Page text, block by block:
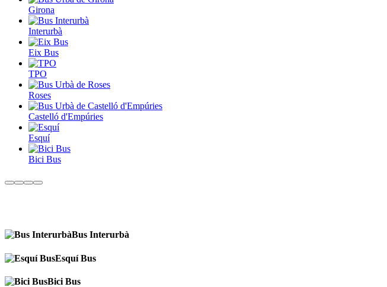
Girona
Interurbà
Eix Bus
TPO
Roses
Castelló d'Empúries
Esquí
Bici Bus
Bus Interurbà
Esquí Bus
Bici Bus